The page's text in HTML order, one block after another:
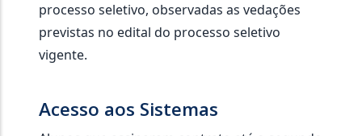
processo seletivo, observadas as vedações
previstas no edital do processo seletivo
vigente.
Acesso aos Sistemas